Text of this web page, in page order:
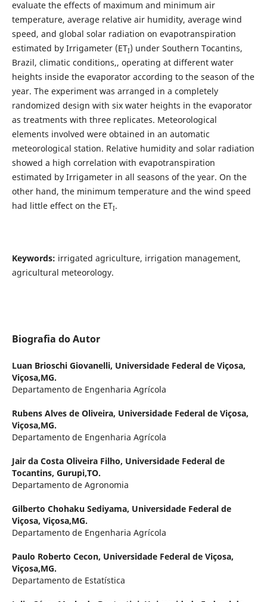
evaluate the effects of maximum and minimum air
temperature, average relative air humidity, average wind
speed, and global solar radiation on evapotranspiration
estimated by Irrigameter (ETI) under Southern Tocantins,
Brazil, climatic conditions,, operating at different water
heights inside the evaporator according to the season of the
year. The experiment was arranged in a completely
randomized design with six water heights in the evaporator
as treatments with three replicates. Meteorological
elements involved were obtained in an automatic
meteorological station. Relative humidity and solar radiation
showed a high correlation with evapotranspiration
estimated by Irrigameter in all seasons of the year. On the
other hand, the minimum temperature and the wind speed
had little effect on the ETI.
Keywords: irrigated agriculture, irrigation management,
agricultural meteorology.
Biografia do Autor
Luan Brioschi Giovanelli, Universidade Federal de Viçosa,
Viçosa,MG.
Departamento de Engenharia Agrícola
Rubens Alves de Oliveira, Universidade Federal de Viçosa,
Viçosa,MG.
Departamento de Engenharia Agrícola
Jair da Costa Oliveira Filho, Universidade Federal de
Tocantins, Gurupi,TO.
Departamento de Agronomia
Gilberto Chohaku Sediyama, Universidade Federal de
Viçosa, Viçosa,MG.
Departamento de Engenharia Agrícola
Paulo Roberto Cecon, Universidade Federal de Viçosa,
Viçosa,MG.
Departamento de Estatística